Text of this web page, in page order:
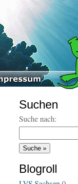
Suchen
Suche nach:
Blogroll